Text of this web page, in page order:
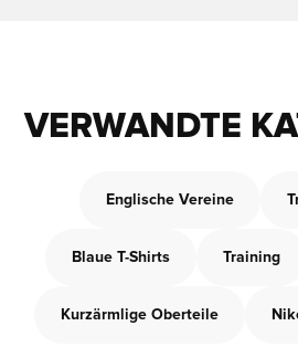
VERWANDTE
Englische Vereine
Blaue T-Shirts Training
Kurzärmlige Oberteile